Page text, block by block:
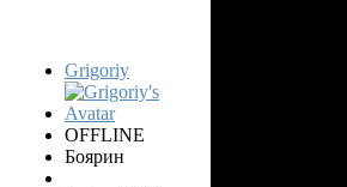
Grigoriy
OFFLINE
Боярин